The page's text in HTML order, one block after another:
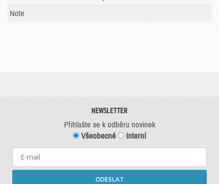
Note
NEWSLETTER
Přihlašte se k odběru novinek
Všeobecné
Interní
ODESLAT